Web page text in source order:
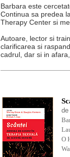
Barbara este
Continua sa predea
Therapy Center si
Autoare, lector si
clarificarea si
cadrul, dar si in
de
O